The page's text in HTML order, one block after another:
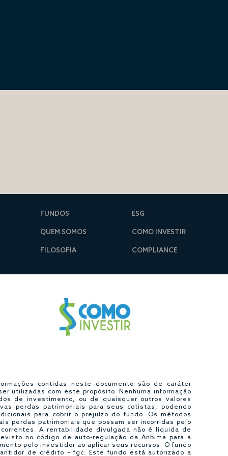
FUNDOS
QUEM SOMOS
FILOSOFIA
ESG
COMO INVESTIR
COMPLIANCE
contidas neste documento são de caráter
utilizadas com este propósito. Nenhuma informação
de investimento, ou de quaisquer outros valores
perdas patrimoniais para seus cotistas, podendo
para cobrir o prejuízo do fundo. Os métodos
perdas patrimoniais que possam ser incorridas pelo
A rentabilidade divulgada não é líquida de
no código de auto-regulação da Anbima para a
pelo investidor ao aplicar seus recursos. O fundo
de crédito – fgc. Este fundo está autorizado a